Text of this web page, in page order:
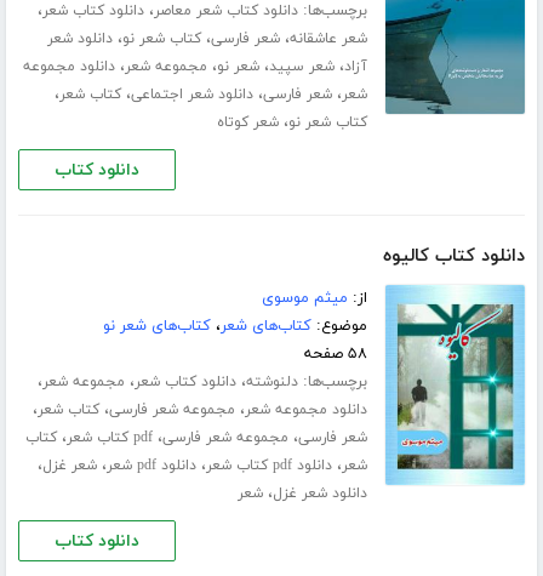
برچسب‌ها:دانلود کتاب شعر معاصر،دانلود کتاب شعر،
شعر عاشقانه،شعر فارسی،کتاب شعر نو،دانلود شعر
آزاد،شعر سپید،شعر نو، مجموعه شعر،دانلود مجموعه
شعر،شعر فارسی،دانلود شعر اجتماعی،کتاب شعر،
کتاب شعر نو،شعر کوتاه
دانلود کتاب
دانلود کتاب کالیوه
از: میثم موسوی
موضوع:کتاب‌های شعر،کتاب‌های شعر نو
۵۸ صفحه
برچسب‌ها:دلنوشته،دانلود کتاب شعر، مجموعه شعر،
دانلود مجموعه شعر، مجموعه شعر فارسی،کتاب شعر،
شعر فارسی، مجموعه شعر فارسی،pdf کتاب شعر ،کتاب
شعر،دانلود pdf کتاب شعر ،دانلود pdf شعر ،شعر غزل،
دانلود شعر غزل،شعر
دانلود کتاب